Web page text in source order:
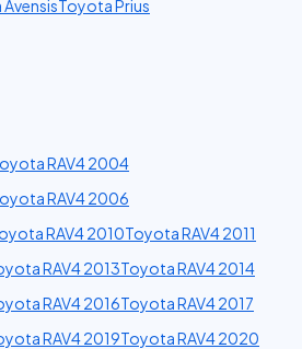
Toyota Prius
RAV4 2004
RAV4 2006
RAV4 2010Toyota RAV4 2011
RAV4 2013Toyota RAV4 2014
RAV4 2016Toyota RAV4 2017
RAV4 2019Toyota RAV4 2020